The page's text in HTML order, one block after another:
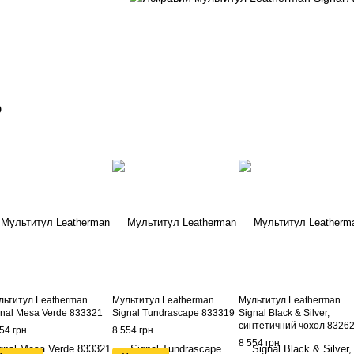
Leatherman
Mesa Verde 833321
грн
Мультитул Leatherman
Signal Tundrascape 833319
8 554 грн
Мультитул Leatherman
Signal Black & Silver,
синтетичний чохол
8 554 грн